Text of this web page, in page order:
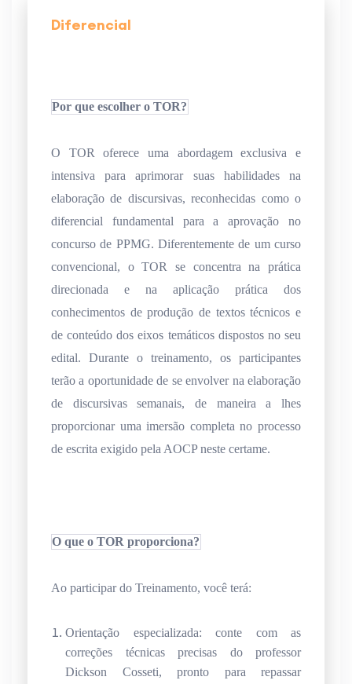
Diferencial
Por que escolher o TOR?
O TOR oferece uma abordagem exclusiva e
intensiva para aprimorar suas habilidades na
elaboração de discursivas, reconhecidas como o
diferencial fundamental para a aprovação no
concurso de PPMG. Diferentemente de um curso
convencional, o TOR se concentra na prática
direcionada e na aplicação prática dos
conhecimentos de produção de textos técnicos e
de conteúdo dos eixos temáticos dispostos no seu
edital. Durante o treinamento, os participantes
terão a oportunidade de se envolver na elaboração
de discursivas semanais, de maneira a lhes
proporcionar uma imersão completa no processo
de escrita exigido pela AOCP neste certame.
O que o TOR proporciona?
Ao participar do Treinamento, você terá:
Orientação especializada: conte com as
correções técnicas precisas do professor
Dickson Cosseti, pronto para repassar